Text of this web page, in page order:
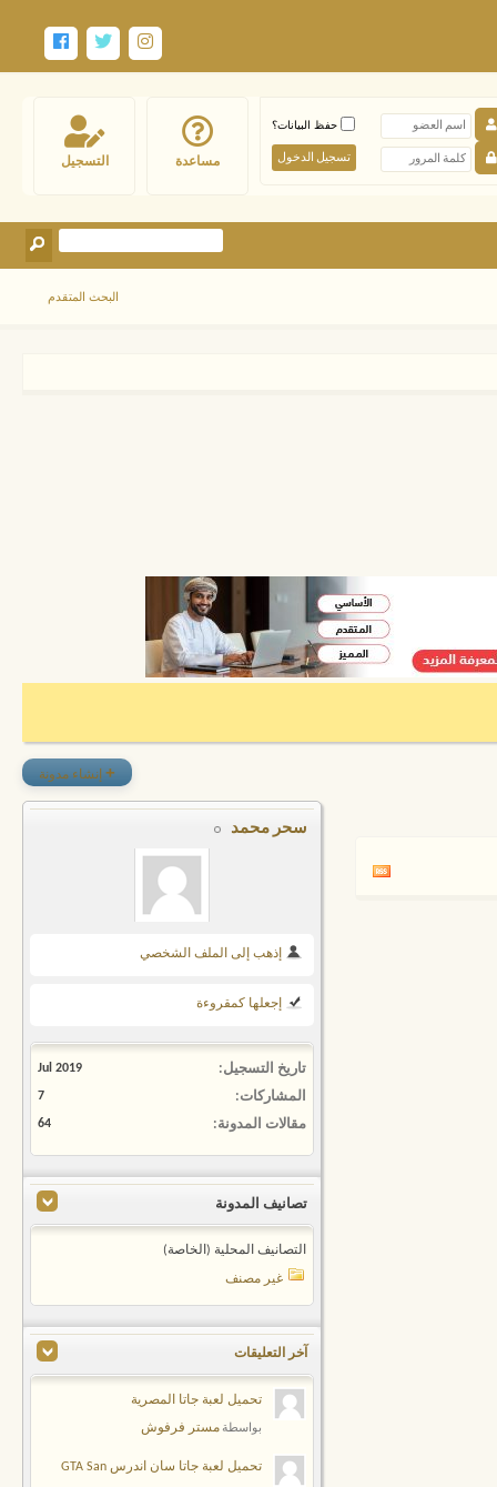
التسجيل مساعدة
حفظ البيانات؟
البحث المتقدم
+ إنشاء مدونة
سحر محمد
إذهب إلى الملف الشخصي
إجعلها كمقروءة
تاريخ التسجيل Jul 2019
المشاركات 7
مقالات المدونة 64
تصانيف المدونة
التصانيف المحلية (الخاصة)
غير مصنف
آخر التعليقات
تحميل لعبة جاتا المصرية
بواسطةمستر فرفوش
تحميل لعبة جاتا سان اندرس GTA San